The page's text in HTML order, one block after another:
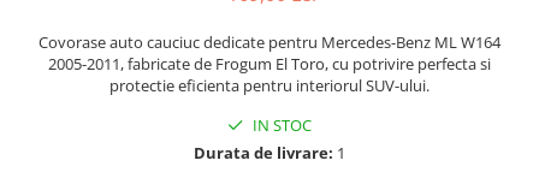
Carcasa Cheie Mercedes Benz
Carcasa Cheie Opel
Carcasa Cheie Peugeot
Covorase auto cauciuc dedicate pentru Mercedes-Benz ML W164
2005-2011, fabricate de Frogum El Toro, cu potrivire perfecta si
protectie eficienta pentru interiorul SUV-ului.
IN STOC
Durata de livrare: 1